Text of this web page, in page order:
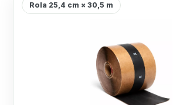
Rola 25,4 cm × 30,5 m